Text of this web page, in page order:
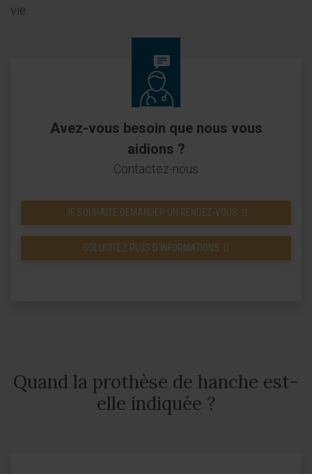
vie.
Avez-vous besoin que nous vous
aidions ?
Contactez-nous
JE SOUHAITE DEMANDER UN RENDEZ-VOUS
SOLLICITEZ PLUS D’INFORMATIONS
Quand la prothèse de hanche est-
elle indiquée ?